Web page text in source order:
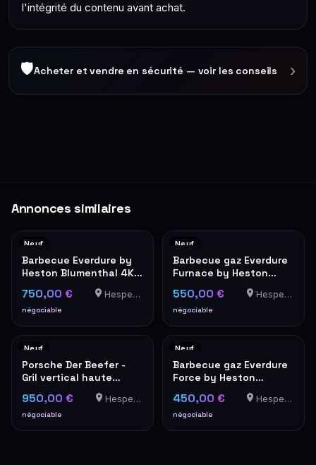
l'intégrité du contenu avant achat.
🛡Acheter et vendre en sécurité — voir les conseils ›
Annonces similaires
Neuf
Barbecue Everdure by
Heston Blumenthal 4K
750,00 €
négociable
Hesperange
Neuf
Barbecue gaz Everdure
Furnace by Heston
Blumenthal orange
550,00 €
négociable
Hesperange
Neuf
Porsche Der Beefer -
Gril vertical haute
température 800°C
950,00 €
négociable
Hesperange
Neuf
Barbecue gaz Everdure
Force by Heston
Blumenthal rouge
450,00 €
négociable
Hesperange